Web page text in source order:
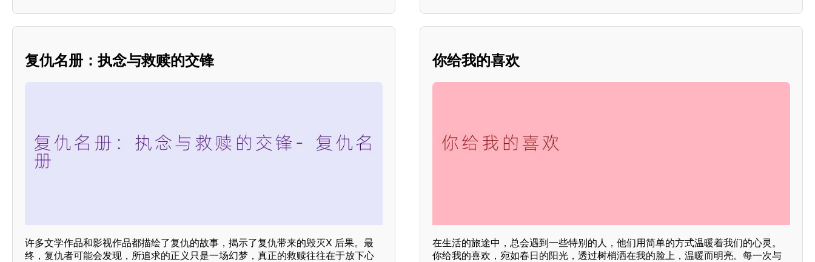
复仇名册：执念与救赎的交锋
许多文学作品和影视作品都描绘了复仇的故事，揭示了复仇带来的毁灭X 后果。最
终，复仇者可能会发现，所追求的正义只是一场幻梦，真正的救赎往往在于放下心
你给我的喜欢
在生活的旅途中，总会遇到一些特别的人，他们用简单的方式温暖着我们的心灵。
你给我的喜欢，宛如春日的阳光，透过树梢洒在我的脸上，温暖而明亮。每一次与